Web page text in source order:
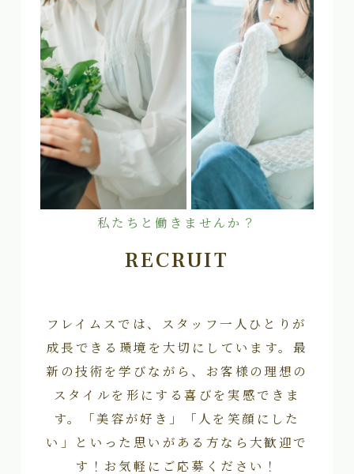
私たちと働きませんか？
RECRUIT
フレイムスでは、スタッフ一人ひとりが
成長できる環境を大切にしています。最
新の技術を学びながら、お客様の理想の
スタイルを形にする喜びを実感できま
す。「美容が好き」「人を笑顔にした
い」といった思いがある方なら大歓迎で
す！お気軽にご応募ください！